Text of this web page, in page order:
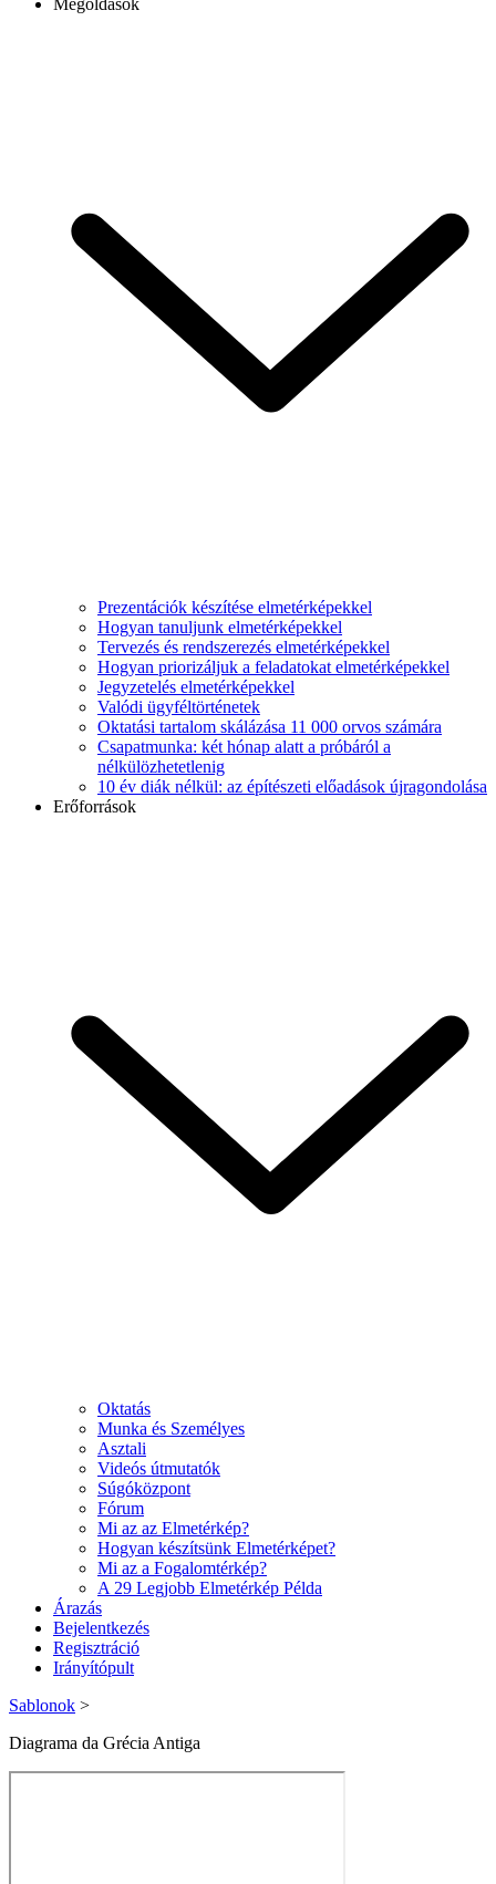
Prezentációk készítése elmetérképekkel
Hogyan tanuljunk elmetérképekkel
Tervezés és rendszerezés elmetérképekkel
Hogyan priorizáljuk a feladatokat elmetérképekkel
Jegyzetelés elmetérképekkel
Valódi ügyféltörténetek
Oktatási tartalom skálázása 11 000 orvos számára
Csapatmunka: két hónap alatt a próbáról a
nélkülözhetetlenig
10 év diák nélkül: az építészeti előadások újragondolása
Erőforrások
Oktatás
Munka és Személyes
Asztali
Videós útmutatók
Súgóközpont
Fórum
Mi az az Elmetérkép?
Hogyan készítsünk Elmetérképet?
Mi az a Fogalomtérkép?
A 29 Legjobb Elmetérkép Példa
Árazás
Bejelentkezés
Regisztráció
Irányítópult
Sablonok >
Diagrama da Grécia Antiga